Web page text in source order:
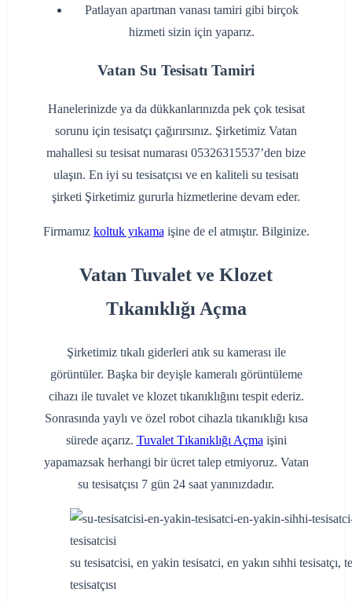
‌Patlayan apartman vanası tamiri gibi birçok
hizmeti sizin için yaparız.
Vatan Su Tesisatı Tamiri
Hanelerinizde ya da dükkanlarınızda pek çok tesisat
sorunu için tesisatçı çağırırsınız. Şirketimiz Vatan
mahallesi su tesisat numarası 05326315537’den bize
ulaşın. En iyi su tesisatçısı ve en kaliteli su tesisatı
şirketi Şirketimiz gururla hizmetlerine devam eder.
Firmamız koltuk yıkama işine de el atmıştır. Bilginize.
Vatan Tuvalet ve Klozet
Tıkanıklığı Açma
Şirketimiz tıkalı giderleri atık su kamerası ile
görüntüler. Başka bir deyişle kameralı görüntüleme
cihazı ile tuvalet ve klozet tıkanıklığını tespit ederiz.
Sonrasında yaylı ve özel robot cihazla tıkanıklığı kısa
sürede açarız. Tuvalet Tıkanıklığı Açma işini
yapamazsak herhangi bir ücret talep etmiyoruz. Vatan
su tesisatçısı 7 gün 24 saat yanınızdadır.
su tesisatcisi, en yakin tesisatci, en yakın sıhhi tesisatçı,
tesisatçısı